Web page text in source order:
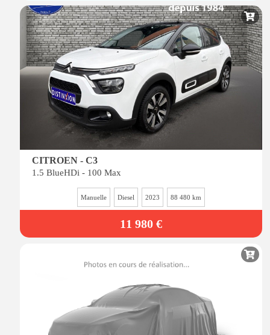
CITROEN - C3
1.5 BlueHDi - 100 Max
Manuelle Diesel 2023 88 480 km
11 980 €